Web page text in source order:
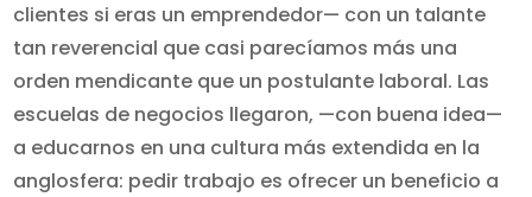
clientes si eras un emprendedor— con un talante
tan reverencial que casi parecíamos más una
orden mendicante que un postulante laboral. Las
escuelas de negocios llegaron, —con buena idea—
a educarnos en una cultura más extendida en la
anglosfera: pedir trabajo es ofrecer un beneficio a